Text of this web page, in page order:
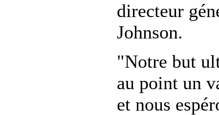
directeur
Johnson.
"Notre but
au point un
et nous